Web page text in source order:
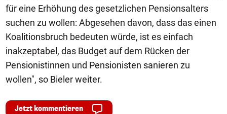
für eine Erhöhung des gesetzlichen Pensionsalters
suchen zu wollen: Abgesehen davon, dass das einen
Koalitionsbruch bedeuten würde, ist es einfach
inakzeptabel, das Budget auf dem Rücken der
Pensionistinnen und Pensionisten sanieren zu
wollen", so Bieler weiter.
Jetzt kommentieren